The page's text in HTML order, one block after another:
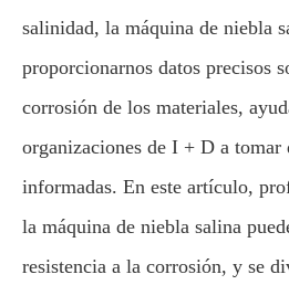
salinidad, la máquina de niebla
proporcionarnos datos precisos
corrosión de los materiales,
organizaciones de I + D a tomar
informadas. En este artículo,
la máquina de niebla salina
resistencia a la corrosión, y se